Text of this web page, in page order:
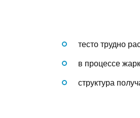
тесто трудно
в процессе
структура